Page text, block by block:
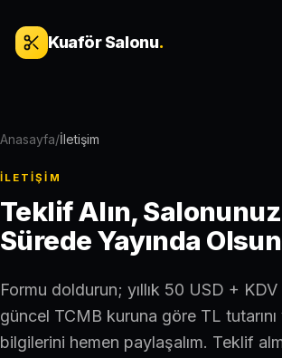
Kuaför Salonu.
Anasayfa/İletişim
İLETIŞIM
Teklif Alın, Salonunuz
Sürede Yayında Olsun
Formu doldurun; yıllık 50 USD +
güncel TCMB kuruna göre TL
bilgilerini hemen paylaşalım. Teklif